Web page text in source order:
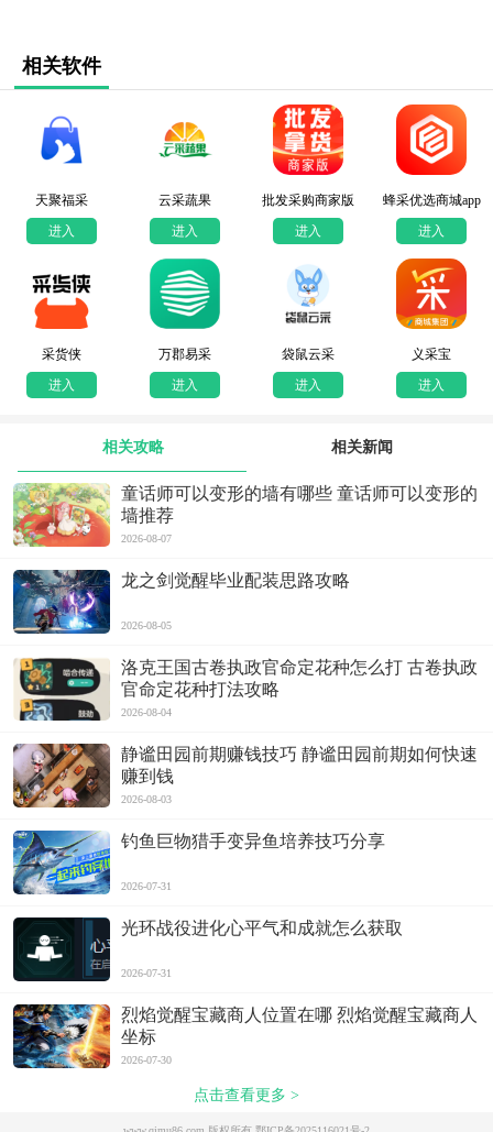
相关软件
天聚福采
进入
云采蔬果
进入
批发采购商家版
进入
蜂采优选商城app
进入
采货侠
进入
万郡易采
进入
袋鼠云采
进入
义采宝
进入
相关攻略 相关新闻
童话师可以变形的墙有哪些 童话师可以变形的
墙推荐
2026-08-07
龙之剑觉醒毕业配装思路攻略
2026-08-05
洛克王国古卷执政官命定花种怎么打 古卷执政
官命定花种打法攻略
2026-08-04
静谧田园前期赚钱技巧 静谧田园前期如何快速
赚到钱
2026-08-03
钓鱼巨物猎手变异鱼培养技巧分享
2026-07-31
光环战役进化心平气和成就怎么获取
2026-07-31
烈焰觉醒宝藏商人位置在哪 烈焰觉醒宝藏商人
坐标
2026-07-30
点击查看更多 >